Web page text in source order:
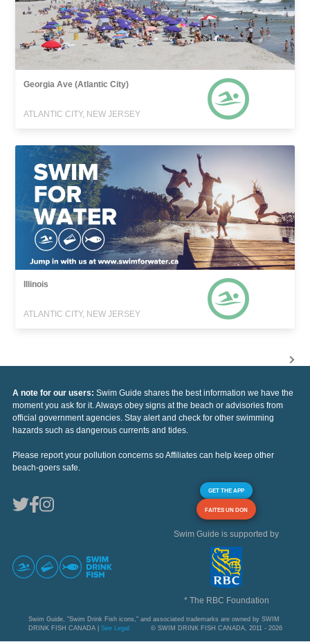
Georgia Ave (Atlantic City)
ATLANTIC CITY, NEW JERSEY
Illinois
ATLANTIC CITY, NEW JERSEY
A note for our users: Swim Guide shares the best information we have the
moment you ask for it. Always obey signs at the beach or advisories from
official government agencies. Stay alert and check for other swimming
hazards such as dangerous currents and tides.
Please report your pollution concerns so Affiliates can help keep other
beach-goers safe.
GET THE APP
FAITES UN DON
Swim Guide is supported by
* The RBC Foundation
Swim Guide, "Swim Drink Fish icons," and associated trademarks are owned by SWIM
DRINK FISH CANADA | See Legal © SWIM DRINK FISH CANADA, 2011 - 2026